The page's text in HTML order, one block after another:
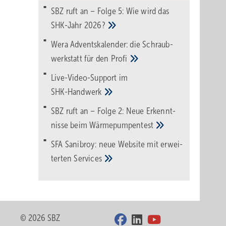
SBZ ruft an – Folge 5: Wie wird das
SHK-Jahr 2026?
Wera Adventskalender: die Schraub­
werk­statt für den Pro­fi
Live-Video-Support im
SHK-Handwerk
SBZ ruft an – Folge 2: Neue Erkennt­
nisse beimWärme­pumpen­test
SFA Sanibroy: neue Web­site mit erwei­
tertenServices
© 2026 SBZ